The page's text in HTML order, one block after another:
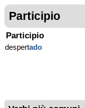
Participio
Participio
despertado